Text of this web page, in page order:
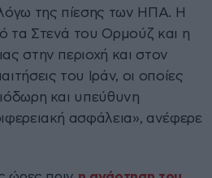
της πίεσης των ΗΠΑ. Η
τα Στενά του Ορμούζ και η
στην περιοχή και στον
του Ιράν, οι οποίες
και υπεύθυνη
ασφάλεια», ανέφερε